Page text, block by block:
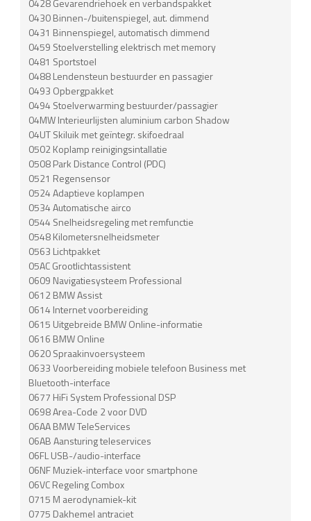
0430 Binnen-/buitenspiegel, aut. dimmend
0431 Binnenspiegel, automatisch dimmend
0459 Stoelverstelling elektrisch met memory
0481 Sportstoel
0488 Lendensteun bestuurder en passagier
0493 Opbergpakket
0494 Stoelverwarming bestuurder/passagier
04MW Interieurlijsten aluminium carbon Shadow
04UT Skiluik met geïntegr. skifoedraal
0502 Koplamp reinigingsintallatie
0508 Park Distance Control (PDC)
0521 Regensensor
0524 Adaptieve koplampen
0534 Automatische airco
0544 Snelheidsregeling met remfunctie
0548 Kilometersnelheidsmeter
0563 Lichtpakket
05AC Grootlichtassistent
0609 Navigatiesysteem Professional
0612 BMW Assist
0614 Internet voorbereiding
0615 Uitgebreide BMW Online-informatie
0616 BMW Online
0620 Spraakinvoersysteem
0633 Voorbereiding mobiele telefoon Business met
Bluetooth-interface
0677 HiFi System Professional DSP
0698 Area-Code 2 voor DVD
06AA BMW TeleServices
06AB Aansturing teleservices
06FL USB-/audio-interface
06NF Muziek-interface voor smartphone
06VC Regeling Combox
0715 M aerodynamiek-kit
0775 Dakhemel antraciet